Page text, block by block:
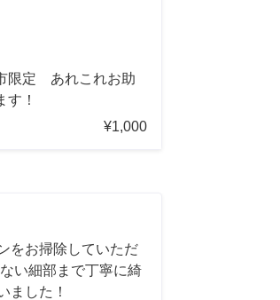
限定 あれこれお助
す！
¥1,000
をお掃除していただ
い細部まで丁寧に綺
ました！